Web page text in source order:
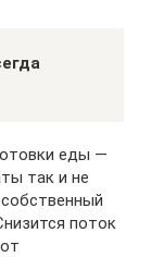
еды —
так и не
поток